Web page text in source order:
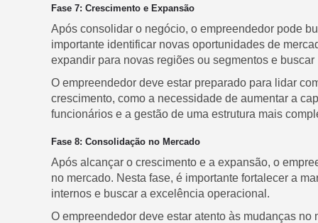
Fase 7: Crescimento e Expansão
Após consolidar o negócio, o empreendedor pode
importante identificar novas oportunidades de
expandir para novas regiões ou segmentos e
O empreendedor deve estar preparado para lidar
crescimento, como a necessidade de aumentar a
funcionários e a gestão de uma estrutura mais
Fase 8: Consolidação no Mercado
Após alcançar o crescimento e a expansão, o
no mercado. Nesta fase, é importante fortalecer a
internos e buscar a excelência operacional.
O empreendedor deve estar atento às mudanças